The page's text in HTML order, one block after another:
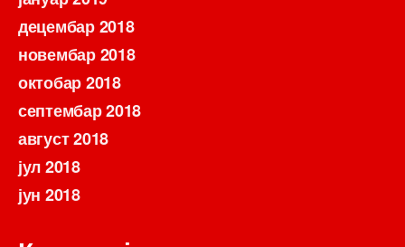
децембар 2018
новембар 2018
октобар 2018
септембар 2018
август 2018
јул 2018
јун 2018